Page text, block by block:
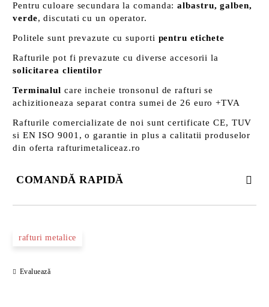
Pentru culoare secundara la comanda:albastru, galben,
verde, discutati cu un operator.
Politele sunt prevazute cu suporti pentru etichete
Rafturile pot fi prevazute cu diverse accesorii la
solicitarea clientilor
Terminalul care incheie tronsonul de rafturi se
achizitioneaza separat contra sumei de 26 euro +TVA
Rafturile comercializate de noi sunt certificate CE, TUV
si EN ISO 9001, o garantie in plus a calitatii produselor
din oferta rafturimetaliceaz.ro
COMANDĂ RAPIDĂ
rafturi metalice
Evaluează